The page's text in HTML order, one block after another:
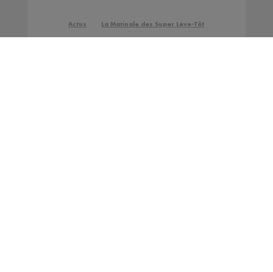
Actus La Matinale des Super Lève-Tôt